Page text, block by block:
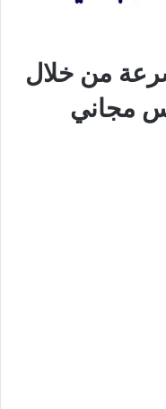
من خلال